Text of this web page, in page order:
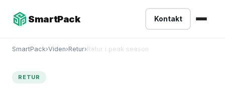
SmartPack Kontakt
SmartPack›Viden›Retur›Retur i peak season
RETUR